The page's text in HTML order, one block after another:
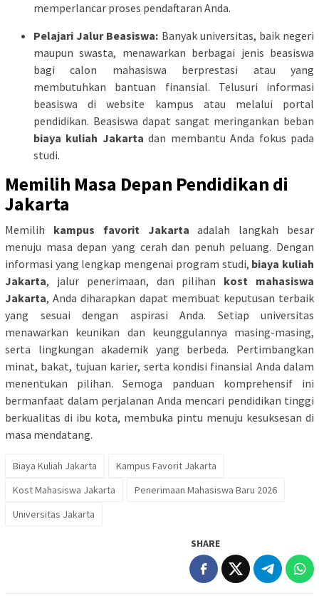
memperlancar proses pendaftaran Anda.
Pelajari Jalur Beasiswa: Banyak universitas, baik negeri
maupun swasta, menawarkan berbagai jenis beasiswa
bagi calon mahasiswa berprestasi atau yang
membutuhkan bantuan finansial. Telusuri informasi
beasiswa di website kampus atau melalui portal
pendidikan. Beasiswa dapat sangat meringankan beban
biaya kuliah Jakarta dan membantu Anda fokus pada
studi.
Memilih Masa Depan Pendidikan di
Jakarta
Memilih kampus favorit Jakarta adalah langkah besar
menuju masa depan yang cerah dan penuh peluang. Dengan
informasi yang lengkap mengenai program studi, biaya kuliah
Jakarta, jalur penerimaan, dan pilihan kost mahasiswa
Jakarta, Anda diharapkan dapat membuat keputusan terbaik
yang sesuai dengan aspirasi Anda. Setiap universitas
menawarkan keunikan dan keunggulannya masing-masing,
serta lingkungan akademik yang berbeda. Pertimbangkan
minat, bakat, tujuan karier, serta kondisi finansial Anda dalam
menentukan pilihan. Semoga panduan komprehensif ini
bermanfaat dalam perjalanan Anda mencari pendidikan tinggi
berkualitas di ibu kota, membuka pintu menuju kesuksesan di
masa mendatang.
Biaya Kuliah Jakarta
Kampus Favorit Jakarta
Kost Mahasiswa Jakarta
Penerimaan Mahasiswa Baru 2026
Universitas Jakarta
SHARE